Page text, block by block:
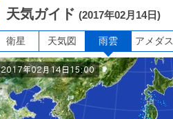
天気ガイド (2017年02月14日)
衛星 天気図 雨雲 アメダス